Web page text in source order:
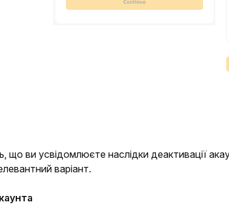
що ви усвідомлюєте наслідки деактивації
варіант.